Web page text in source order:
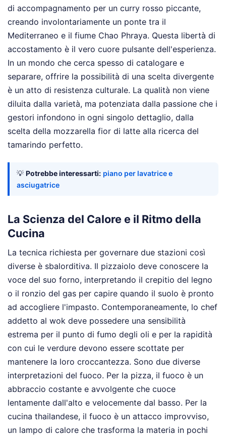
di accompagnamento per un curry rosso piccante,
creando involontariamente un ponte tra il
Mediterraneo e il fiume Chao Phraya. Questa libertà di
accostamento è il vero cuore pulsante dell'esperienza.
In un mondo che cerca spesso di catalogare e
separare, offrire la possibilità di una scelta divergente
è un atto di resistenza culturale. La qualità non viene
diluita dalla varietà, ma potenziata dalla passione che i
gestori infondono in ogni singolo dettaglio, dalla
scelta della mozzarella fior di latte alla ricerca del
tamarindo perfetto.
💡 Potrebbe interessarti: piano per lavatrice e
asciugatrice
La Scienza del Calore e il Ritmo della
Cucina
La tecnica richiesta per governare due stazioni così
diverse è sbalorditiva. Il pizzaiolo deve conoscere la
voce del suo forno, interpretando il crepitio del legno
o il ronzio del gas per capire quando il suolo è pronto
ad accogliere l'impasto. Contemporaneamente, lo chef
addetto al wok deve possedere una sensibilità
estrema per il punto di fumo degli oli e per la rapidità
con cui le verdure devono essere scottate per
mantenere la loro croccantezza. Sono due diverse
interpretazioni del fuoco. Per la pizza, il fuoco è un
abbraccio costante e avvolgente che cuoce
lentamente dall'alto e velocemente dal basso. Per la
cucina thailandese, il fuoco è un attacco improvviso,
un lampo di calore che trasforma la materia in pochi